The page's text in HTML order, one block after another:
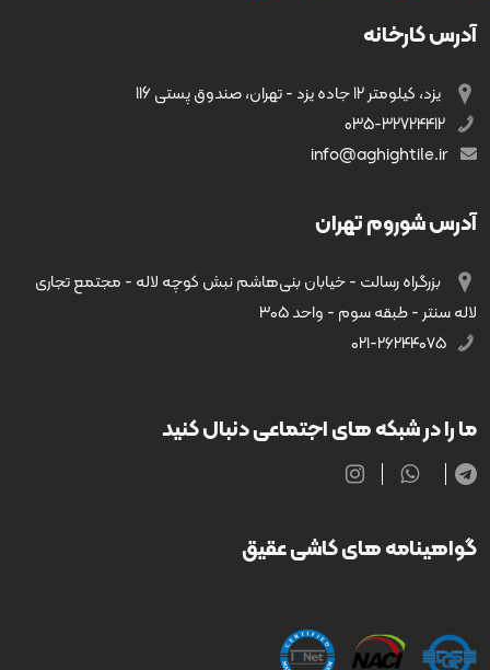
آدرس کارخانه
یزد، کیلومتر 12 جاده یزد - تهران، صندوق پستی 116
آدرس شوروم تهران
بزرگراه رسالت - خیابان بنی‌هاشم نبش کوچه لاله - مجتمع تجاری
لاله سنتر - طبقه سوم - واحد ۳۰۵
۰۲۱-۲۶۲۴۴۰۷۵
ما را در شبکه های اجتماعی دنبال کنید
گواهینامه های کاشی عقیق